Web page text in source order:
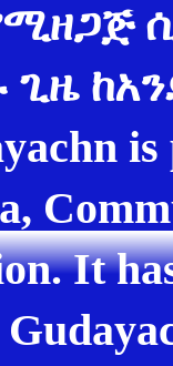
ጊዜ
is
It